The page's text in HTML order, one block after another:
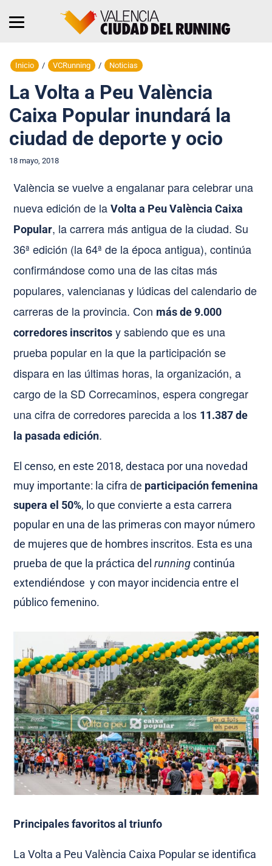
Inicio / VCRunning / Noticias
La Volta a Peu València
Caixa Popular inundará la
ciudad de deporte y ocio
18 mayo, 2018
València se vuelve a engalanar para celebrar una
nueva edición de laVolta a Peu València Caixa
Popular, la carrera más antigua de la ciudad. Su
36ª edición (la 64ª de la época antigua), continúa
confirmándose como una de las citas más
populares, valencianas y lúdicas del calendario de
carreras de la provincia. Con más de 9.000
corredores inscritos y sabiendo que es una
prueba popular en la que la participación se
dispara en las últimas horas, la organización, a
cargo de la SD Correcaminos, espera congregar
una cifra de corredores parecida a los 11.387 de
la pasada edición.
El censo, en este 2018, destaca por una novedad
muy importante: la cifra de participación femenina
supera el 50%, lo que convierte a esta carrera
popular en una de las primeras con mayor número
de mujeres que de hombres inscritos. Esta es una
prueba de que la práctica delrunningcontinúa
extendiéndose y con mayor incidencia entre el
público femenino.
Principales favoritos al triunfo
La Volta a Peu València Caixa Popular se identifica